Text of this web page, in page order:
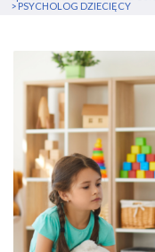
>PSYCHOLOG DZIECIĘCY